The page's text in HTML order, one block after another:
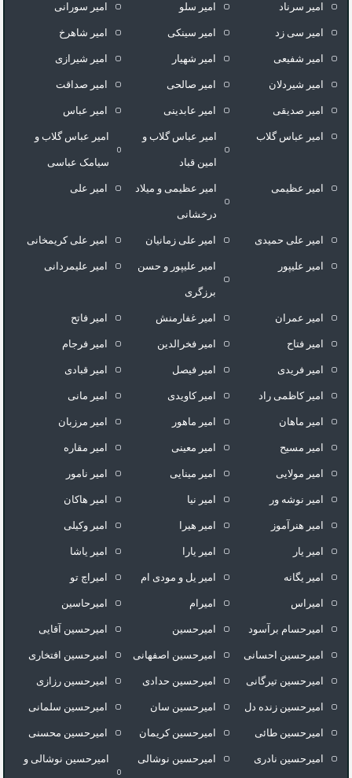
امیر سرناد امیر سلو امیر سورانی
امیر سی زد امیر سینکی امیر شاهرخ
امیر شفیعی امیر شهیار امیر شیرازی
امیر شیردلان امیر صالحی امیر صداقت
امیر صدیقی امیر عابدینی امیر عباس
امیر عباس گلاب امیر عباس گلاب و
امین قباد
امیر عباس گلاب و
سیامک عباسی
امیر عظیمی امیر عظیمی و میلاد
درخشانی
امیر علی
امیر علی حمیدی امیر علی زمانیان امیر علی کریمخانی
امیر علیپور امیر علیپور و حسن
برزگری
امیر علیمردانی
امیر عمران امیر غفارمنش امیر فاتح
امیر فتاح امیر فخرالدین امیر فرجام
امیر فریدی امیر فیصل امیر قبادی
امیر کاظمی راد امیر کاویدی امیر مانی
امیر ماهان امیر ماهور امیر مرزبان
امیر مسیح امیر معینی امیر مقاره
امیر مولایی امیر مینایی امیر نامور
امیر نوشه ور امیر نیا امیر هاکان
امیر هنرآموز امیر هیرا امیر وکیلی
امیر یار امیر یارا امیر یاشا
امیر یگانه امیر یل و مودی ام امیراچ تو
امیراس امیرام امیرحاسین
امیرحسام برآسود امیرحسین امیرحسین آقایی
امیرحسین احسانی امیرحسین اصفهانی امیرحسین افتخاری
امیرحسین تیرگانی امیرحسین حدادی امیرحسین رزازی
امیرحسین زنده دل امیرحسین سان امیرحسین سلمانی
امیرحسین طائی امیرحسین کریمان امیرحسین محسنی
امیرحسین نادری امیرحسین نوشالی امیرحسین نوشالی و